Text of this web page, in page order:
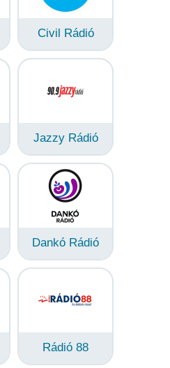
Civil Rádió
Jazzy Rádió
Dankó Rádió
Rádió 88